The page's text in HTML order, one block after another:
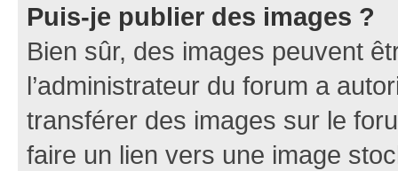
Puis-je publier des images ?
Bien sûr, des images peuvent
l’administrateur du forum a
transférer des images sur le
faire un lien vers une image